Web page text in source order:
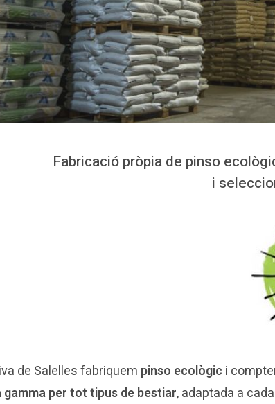
Fabricació pròpia de pinso
i
de Salelles fabriquem pinso ecològic i
per tot tipus de bestiar, adaptada a